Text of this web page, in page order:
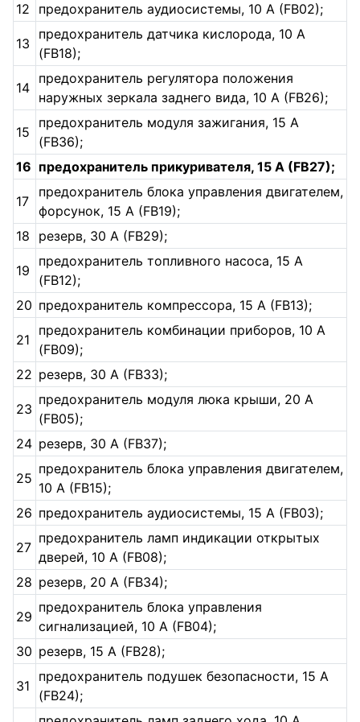
12
предохранитель аудиосистемы, 10 A (FB02);
13
предохранитель датчика кислорода, 10 A
(FB18);
14
предохранитель регулятора положения
наружных зеркала заднего вида, 10 A (FB26);
15
предохранитель модуля зажигания, 15 A
(FB36);
16 предохранитель прикуривателя, 15 A (FB27);
17
предохранитель блока управления двигателем,
форсунок, 15 A (FB19);
18
резерв, 30 A (FB29);
19
предохранитель топливного насоса, 15 A
(FB12);
20 предохранитель компрессора, 15 A (FB13);
21
предохранитель комбинации приборов, 10 A
(FB09);
22 резерв, 30 A (FB33);
23
предохранитель модуля люка крыши, 20 A
(FB05);
24 резерв, 30 A (FB37);
25
предохранитель блока управления двигателем,
10 A (FB15);
26 предохранитель аудиосистемы, 15 A (FB03);
27
предохранитель ламп индикации открытых
дверей, 10 A (FB08);
28 резерв, 20 A (FB34);
29
предохранитель блока управления
сигнализацией, 10 A (FB04);
30 резерв, 15 A (FB28);
31
предохранитель подушек безопасности, 15 A
(FB24);